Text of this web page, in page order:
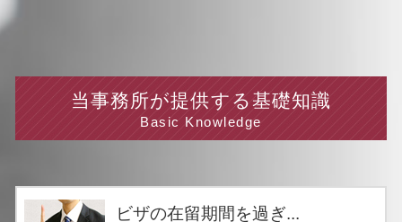
当事務所が提供する基礎知識
Basic Knowledge
ビザの在留期間を過ぎ...